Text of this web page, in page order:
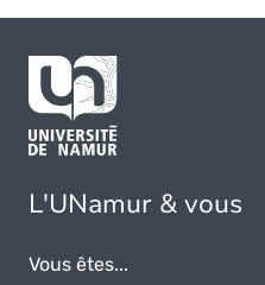
L'UNamur & vous
Vous êtes...